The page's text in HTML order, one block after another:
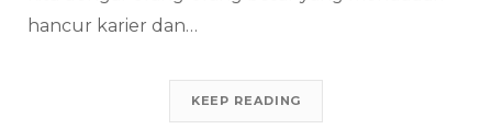
hancur karier dan…
KEEP READING